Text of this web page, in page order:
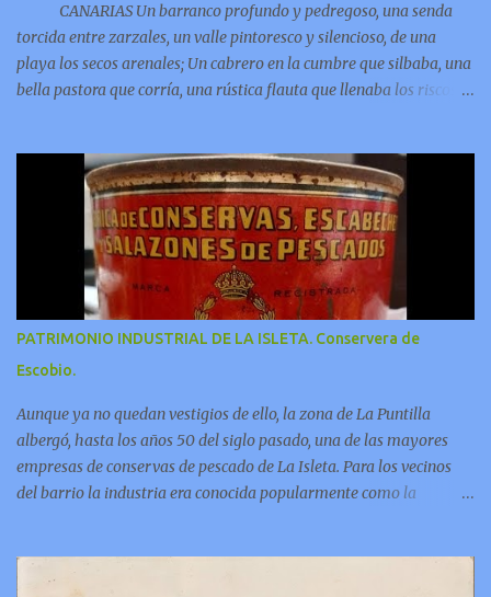
CANARIAS Un barranco profundo y pedregoso, una senda
torcida entre zarzales, un valle pintoresco y silencioso, de una
playa los secos arenales; Un cabrero en la cumbre que silbaba, una
bella pastora que corría, una rústica flauta que llenaba los riscos y
PATRIMONIO INDUSTRIAL DE LA ISLETA. Conservera de
Escobio.
Aunque ya no quedan vestigios de ello, la zona de La Puntilla
albergó, hasta los años 50 del siglo pasado, una de las mayores
empresas de conservas de pescado de La Isleta. Para los vecinos
del barrio la industria era conocida popularmente como la